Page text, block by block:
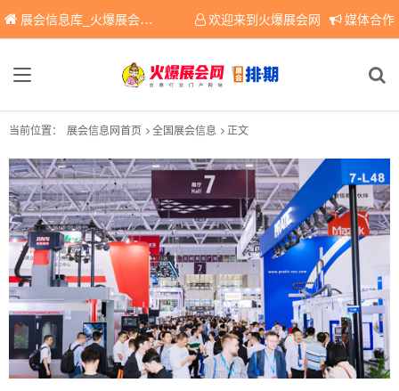
展会信息库_火爆展会网免费展会信息查询平台，提供专业会展服务！ 欢迎来到火爆展会网 媒体合作
当前位置： 展会信息网首页 全国展会信息 正文